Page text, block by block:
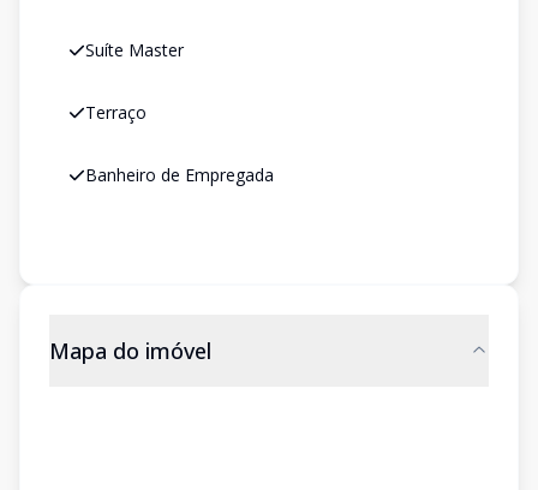
Suíte Master
Terraço
Banheiro de Empregada
Mapa do imóvel